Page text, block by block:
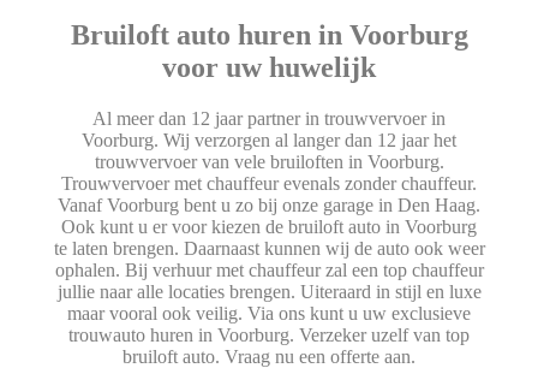
Bruiloft auto huren in Voorburg
voor uw huwelijk
Al meer dan 12 jaar partner in trouwvervoer in
Voorburg. Wij verzorgen al langer dan 12 jaar het
trouwvervoer van vele bruiloften in Voorburg.
Trouwvervoer met chauffeur evenals zonder chauffeur.
Vanaf Voorburg bent u zo bij onze garage in Den Haag.
Ook kunt u er voor kiezen de bruiloft auto in Voorburg
te laten brengen. Daarnaast kunnen wij de auto ook weer
ophalen. Bij verhuur met chauffeur zal een top chauffeur
jullie naar alle locaties brengen. Uiteraard in stijl en luxe
maar vooral ook veilig. Via ons kunt u uw exclusieve
trouwauto huren in Voorburg. Verzeker uzelf van top
bruiloft auto. Vraag nu een offerte aan.